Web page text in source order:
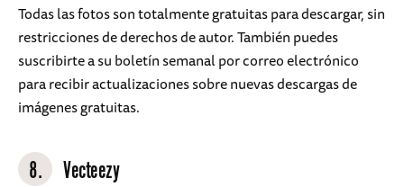
Todas las fotos son totalmente gratuitas para descargar, sin
restricciones de derechos de autor. También puedes
suscribirte a su boletín semanal por correo electrónico
para recibir actualizaciones sobre nuevas descargas de
imágenes gratuitas.
8. Vecteezy